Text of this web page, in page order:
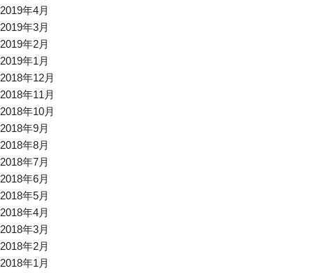
2019年4月
2019年3月
2019年2月
2019年1月
2018年12月
2018年11月
2018年10月
2018年9月
2018年8月
2018年7月
2018年6月
2018年5月
2018年4月
2018年3月
2018年2月
2018年1月